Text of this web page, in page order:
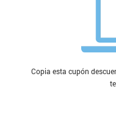
Copia esta cupón